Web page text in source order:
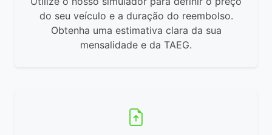
do seu veículo e a duração do reembolso.
Obtenha uma estimativa clara da sua
mensalidade e da TAEG.